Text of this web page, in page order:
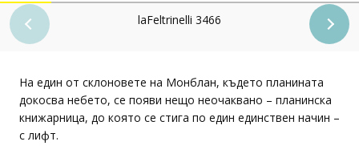
На един от склоновете на Монблан, където планината
докосва небето, се появи нещо неочаквано – планинска
книжарница, до която се стига по един единствен начин –